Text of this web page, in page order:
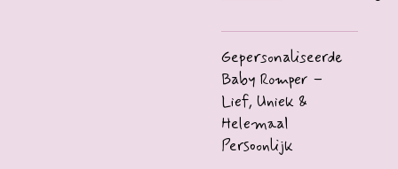
Gepersonaliseerde
Baby Romper –
Lief, Uniek &
Helemaal
Persoonlijk